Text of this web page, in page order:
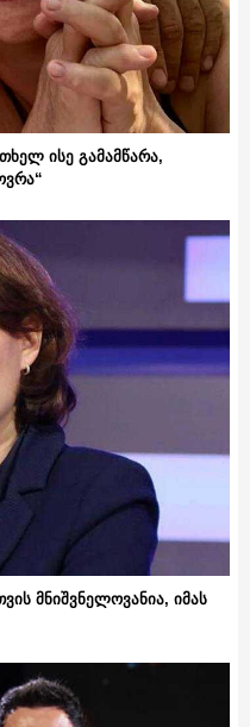
ისე გამამწარა,
მნიშვნელოვანია, იმას